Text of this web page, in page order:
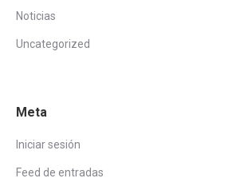
Noticias
Uncategorized
Meta
Iniciar sesión
Feed de entradas